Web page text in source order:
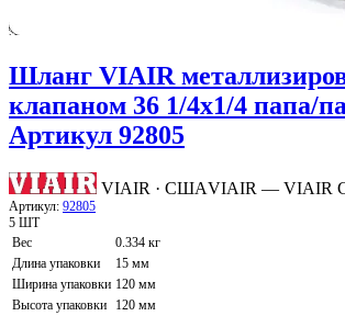
Шланг VIAIR
клапаном 36 1/4х1/4 папа/
Артикул 92805
VIAIR · СШАVIAIR — VIAIR
Артикул: 92805
5 ШТ
Вес
0.334 кг
Длина упаковки
15 мм
Ширина упаковки 120 мм
Высота упаковки
120 мм